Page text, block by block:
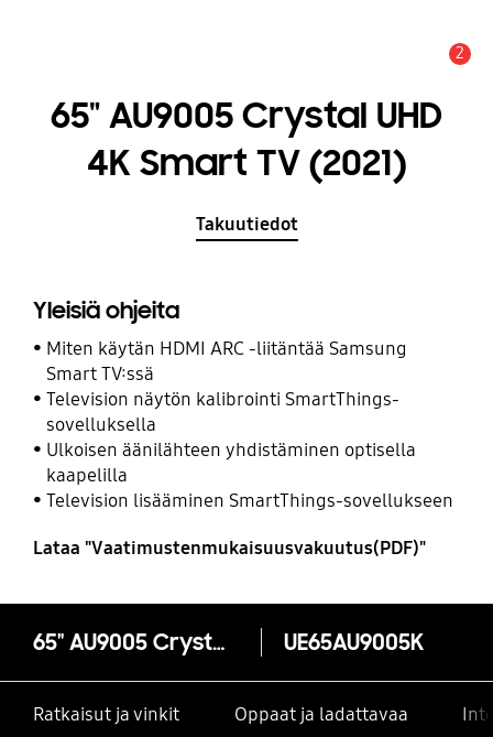
2
65" AU9005 Crystal UHD
4K Smart TV (2021)
Takuutiedot
Yleisiä ohjeita
Miten käytän HDMI ARC -liitäntää Samsung
Smart TV:ssä
Television näytön kalibrointi SmartThings-
sovelluksella
Ulkoisen äänilähteen yhdistäminen optisella
kaapelilla
Television lisääminen SmartThings-sovellukseen
Lataa "Vaatimustenmukaisuusvakuutus(PDF)"
65" AU9005 Crystal UHD 4K Smart TV (2021) UE65AU9005K
Ratkaisut ja vinkit Oppaat ja ladattavaa